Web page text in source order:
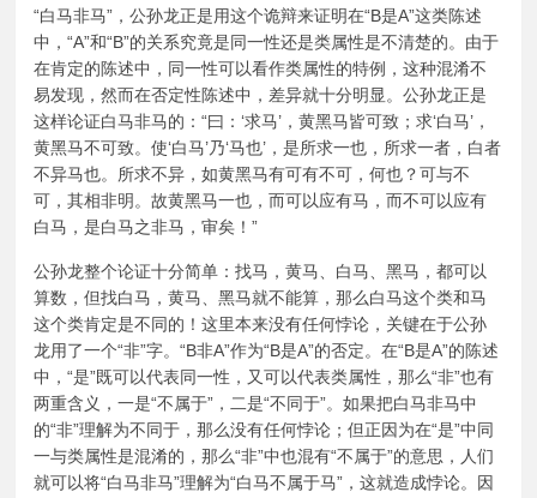
“白马非马”，公孙龙正是用这个诡辩来证明在“B是A”这类陈述
中，“A”和“B”的关系究竟是同一性还是类属性是不清楚的。由于
在肯定的陈述中，同一性可以看作类属性的特例，这种混淆不
易发现，然而在否定性陈述中，差异就十分明显。公孙龙正是
这样论证白马非马的：“曰：‘求马’，黄黑马皆可致；求‘白马’，
黄黑马不可致。使‘白马’乃‘马也’，是所求一也，所求一者，白者
不异马也。所求不异，如黄黑马有可有不可，何也？可与不
可，其相非明。故黄黑马一也，而可以应有马，而不可以应有
白马，是白马之非马，审矣！”
公孙龙整个论证十分简单：找马，黄马、白马、黑马，都可以
算数，但找白马，黄马、黑马就不能算，那么白马这个类和马
这个类肯定是不同的！这里本来没有任何悖论，关键在于公孙
龙用了一个“非”字。“B非A”作为“B是A”的否定。在“B是A”的陈述
中，“是”既可以代表同一性，又可以代表类属性，那么“非”也有
两重含义，一是“不属于”，二是“不同于”。如果把白马非马中
的“非”理解为不同于，那么没有任何悖论；但正因为在“是”中同
一与类属性是混淆的，那么“非”中也混有“不属于”的意思，人们
就可以将“白马非马”理解为“白马不属于马”，这就造成悖论。因